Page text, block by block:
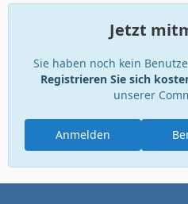
Jetzt
Sie haben noch kein
Registrieren Sie sich
unserer
Anmelden